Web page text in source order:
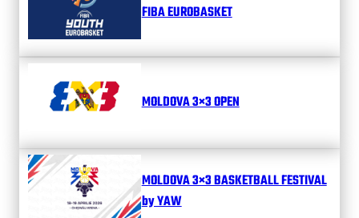
FIBA EUROBASKET
MOLDOVA 3×3 OPEN
MOLDOVA 3×3 BASKETBALL FESTIVAL
by YAW